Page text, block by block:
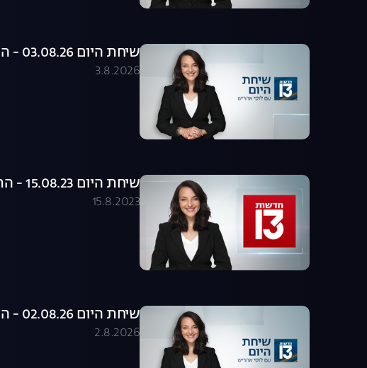
שיחת היום 03.08.26 - התכנית המלאה
3.8.2026
שיחת היום 15.08.23 - התכנית המלאה
15.8.2023
שיחת היום 02.08.26 - התכנית המלאה
2.8.2026